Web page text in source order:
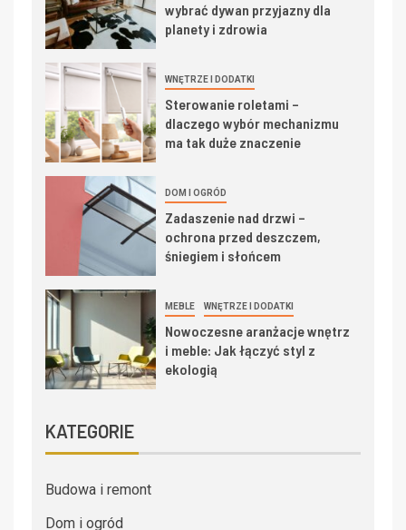
wybrać dywan przyjazny dla
planety i zdrowia
WNĘTRZE I DODATKI
Sterowanie roletami –
dlaczego wybór mechanizmu
ma tak duże znaczenie
DOM I OGRÓD
Zadaszenie nad drzwi –
ochrona przed deszczem,
śniegiem i słońcem
MEBLE WNĘTRZE I DODATKI
Nowoczesne aranżacje wnętrz
i meble: Jak łączyć styl z
ekologią
KATEGORIE
Budowa i remont
Dom i ogród